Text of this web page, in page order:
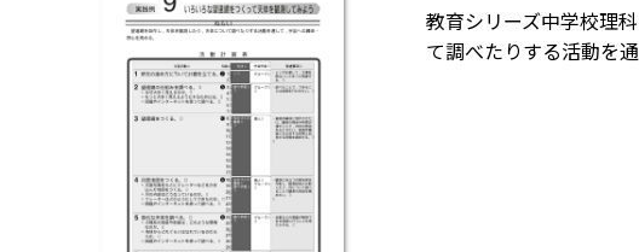
教育シリーズ中学校理
て調べたりする活動を